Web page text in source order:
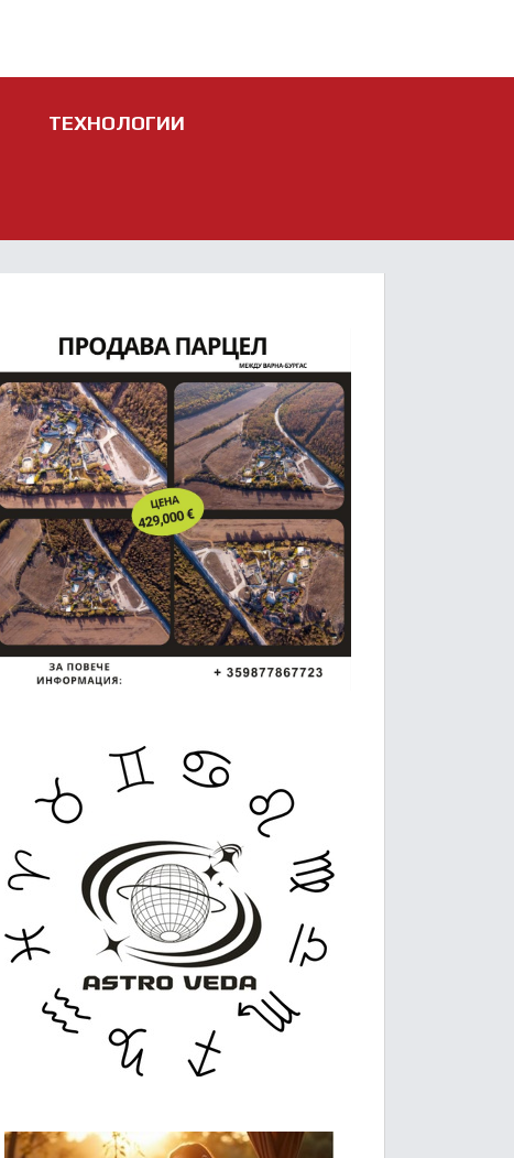
ТЕХНОЛОГИИ